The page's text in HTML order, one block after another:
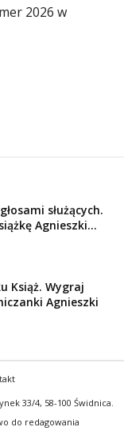
2026 w
służących.
Agnieszki...
Książ. Wygraj
Agnieszki
33/4, 58-100 Świdnica.
do redagowania